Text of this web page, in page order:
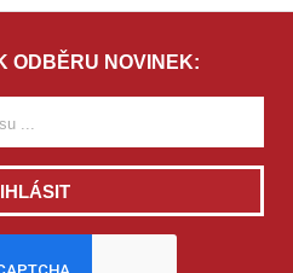
ODBĚRU NOVINEK: